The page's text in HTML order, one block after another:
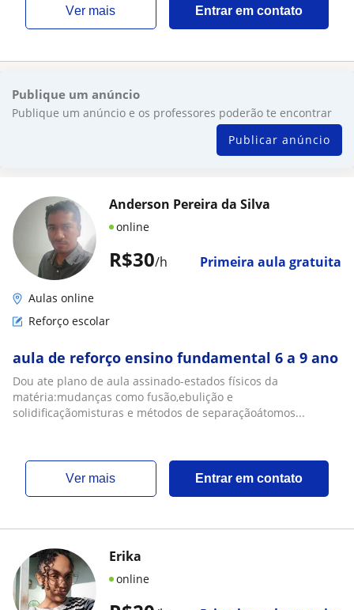
ver mais Entrar em contato
Publique um anúncio
Publique um anúncio e os professores poderão te encontrar
Publicar anúncio
R$30/h Primeira aula gratuita
Anderson Pereira da Silva
online
Aulas online
Reforço escolar
aula de reforço ensino fundamental 6 a 9 ano
Dou ate plano de aula assinado-estados físicos da
matéria:mudanças como fusão,ebulição e
solidificaçãomisturas e métodos de separaçãoátomos...
ver mais Entrar em contato
Erika
online